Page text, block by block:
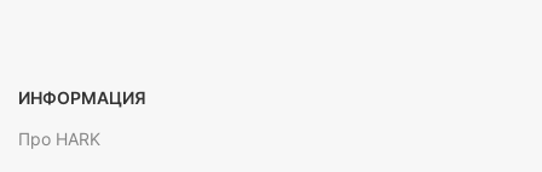
ИНФОРМАЦИЯ
Про HARK